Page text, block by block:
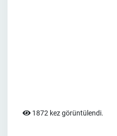
1872 kez görüntülendi.